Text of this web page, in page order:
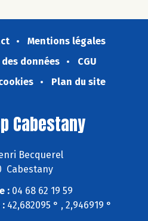
Mentions légales
données
CGU
Plan du site
Cabestany
Becquerel
Cabestany
:04 68 62 19 59
:42,682095 ° , 2,946919 °